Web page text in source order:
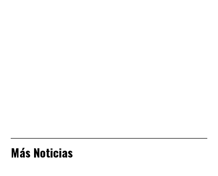
Más Noticias